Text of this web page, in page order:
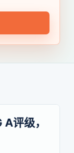
评级，